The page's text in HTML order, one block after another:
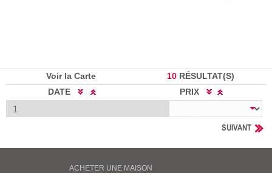
Voir la Carte 10 RÉSULTAT(S)
DATE
PRIX
SUIVANT
ACHETER UNE MAISON